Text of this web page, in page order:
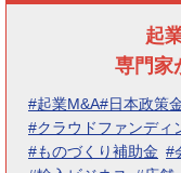
起
専門家
#起業M&A#日本政策
#クラウドファンディ
#ものづくり補助金 #